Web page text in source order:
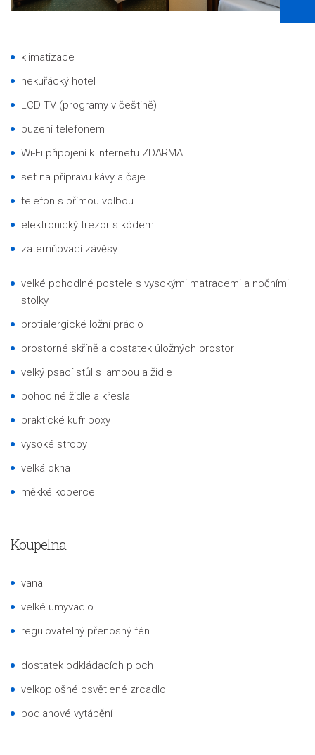
klimatizace
nekuřácký hotel
LCD TV (programy v češtině)
buzení telefonem
Wi-Fi připojení k internetu ZDARMA
set na přípravu kávy a čaje
telefon s přímou volbou
elektronický trezor s kódem
zatemňovací závěsy
velké pohodlné postele s vysokými matracemi a nočními
stolky
protialergické ložní prádlo
prostorné skříně a dostatek úložných prostor
velký psací stůl s lampou a židle
pohodlné židle a křesla
praktické kufr boxy
vysoké stropy
velká okna
měkké koberce
Koupelna
vana
velké umyvadlo
regulovatelný přenosný fén
dostatek odkládacích ploch
velkoplošné osvětlené zrcadlo
podlahové vytápění